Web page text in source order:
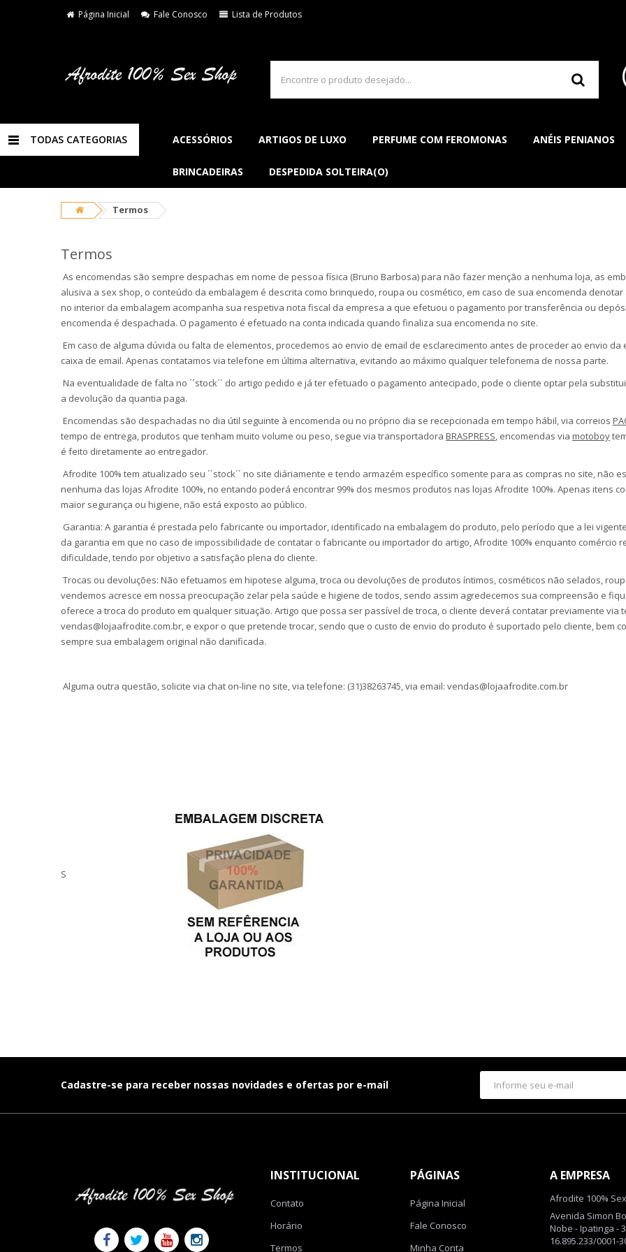
Página Inicial Fale Conosco Lista de Produtos
TODAS CATEGORIAS ACESSÓRIOS ARTIGOS DE LUXO PERFUME COM FEROMONAS ANÉIS PENIANOS
BRINCADEIRAS DESPEDIDA SOLTEIRA(O)
Termos
Termos
As encomendas são sempre despachas em nome de pessoa física (Bruno Barbosa) para não fazer menção a nenhuma loja, as
alusiva a sex shop, o conteúdo da embalagem é descrita como brinquedo, roupa ou cosmético, em caso de sua encomenda
no interior da embalagem acompanha sua respetiva nota fiscal da empresa a que efetuou o pagamento por transferência ou
encomenda é despachada. O pagamento é efetuado na conta indicada quando finaliza sua encomenda no site.
Em caso de alguma dúvida ou falta de elementos, procedemos ao envio de email de esclarecimento antes de proceder ao envio
caixa de email. Apenas contatamos via telefone em última alternativa, evitando ao máximo qualquer telefonema de nossa parte.
Na eventualidade de falta no ´´stock´´ do artigo pedido e já ter efetuado o pagamento antecipado, pode o cliente optar pela
a devolução da quantia paga.
Encomendas são despachadas no dia útil seguinte à encomenda ou no próprio dia se recepcionada em tempo hábil, via correios
tempo de entrega, produtos que tenham muito volume ou peso, segue via transportadora BRASPRESS, encomendas via motoboy
é feito diretamente ao entregador.
Afrodite 100% tem atualizado seu ´´stock´´ no site diáriamente e tendo armazém específico somente para as compras no site, não
nenhuma das lojas Afrodite 100%, no entando poderá encontrar 99% dos mesmos produtos nas lojas Afrodite 100%. Apenas itens
maior segurança ou higiene, não está exposto ao público.
Garantia: A garantia é prestada pelo fabricante ou importador, identificado na embalagem do produto, pelo período que a lei
da garantia em que no caso de impossibilidade de contatar o fabricante ou importador do artigo, Afrodite 100% enquanto
dificuldade, tendo por objetivo a satisfação plena do cliente.
Trocas ou devoluções: Não efetuamos em hipotese alguma, troca ou devoluções de produtos íntimos, cosméticos não selados,
vendemos acresce em nossa preocupação zelar pela saúde e higiene de todos, sendo assim agredecemos sua compreensão e
oferece a troca do produto em qualquer situação. Artigo que possa ser passível de troca, o cliente deverá contatar previamente via
vendas@lojaafrodite.com.br, e expor o que pretende trocar, sendo que o custo de envio do produto é suportado pelo cliente, bem
sempre sua embalagem original não danificada.
Alguma outra questão, solicite via chat on-line no site, via telefone: (31)38263745, via email: vendas@lojaafrodite.com.br
S
Cadastre-se para receber nossas novidades e ofertas por e-mail
INSTITUCIONAL
Contato
Horário
Termos
PÁGINAS
Página Inicial
Fale Conosco
Minha Conta
A EMPRESA
Afrodite 100%
Avenida Simon
Nobe - Ipatinga -
16.895.233/0001-